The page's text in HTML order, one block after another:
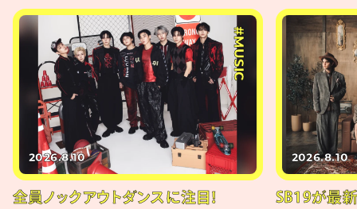
#MUSIC
2026.8.10
全員ノックアウトダンスに注目！
2026.8.10
SB19が最